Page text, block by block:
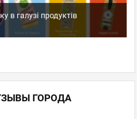
в галузі продуктів
ГОРОДА